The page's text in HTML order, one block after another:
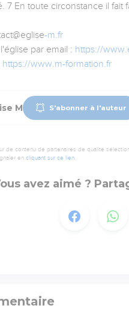
7 En toute circonstance il
-m.fr
par email : https://
https://www.m-formation.fr
M S'abonner à l'auteur
de contenu de partenaires de qualité
en cliquant sur ce lien.
avez aimé ?